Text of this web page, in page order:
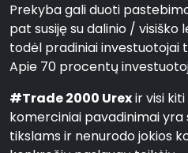
Prekyba gali duoti
pat susiję su dalinio / visiško
todėl pradiniai investuotojai
Apie 70 procentų
#Trade 2000 Urexir visi
komerciniai pavadinimai
tikslams ir nenurodo jokios